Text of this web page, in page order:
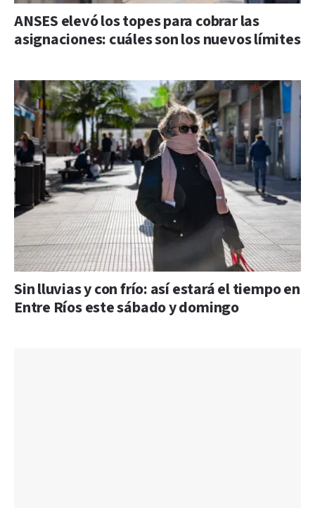
ANSES elevó los topes para cobrar las
asignaciones: cuáles son los nuevos límites
Sin lluvias y con frío: así estará el tiempo en
Entre Ríos este sábado y domingo